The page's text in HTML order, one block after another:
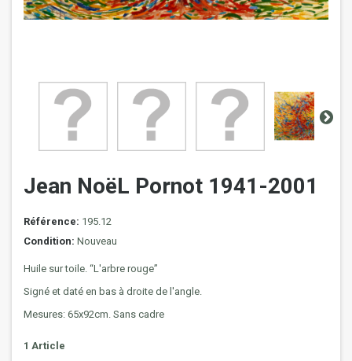
Jean NoëL Pornot 1941-2001
Référence: 195.12
Condition: Nouveau
Huile sur toile. “L'arbre rouge”
Signé et daté en bas à droite de l'angle.
Mesures: 65x92cm. Sans cadre
1 Article